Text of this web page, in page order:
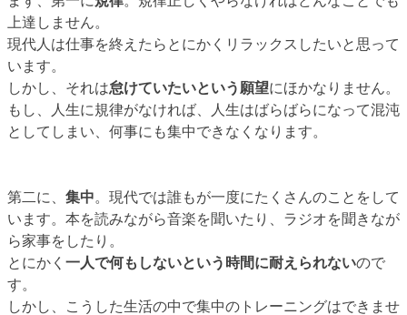
上達しません。
現代人は仕事を終えたらとにかくリラックスしたいと思って
います。
しかし、それは怠けていたいという願望にほかなりません。
もし、人生に規律がなければ、人生はばらばらになって混沌
としてしまい、何事にも集中できなくなります。
第二に、 集中。現代では誰もが一度にたくさんのことをして
います。本を読みながら音楽を聞いたり、ラジオを聞きなが
ら家事をしたり。
とにかく 一人で何もしないという時間に耐えられないので
す。
しかし、こうした生活の中で集中のトレーニングはできませ